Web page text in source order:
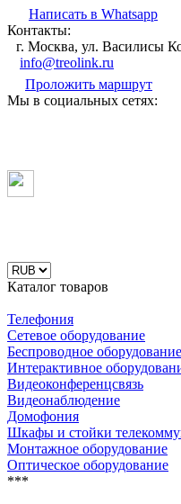
Написать в Whatsapp
Контакты:
г. Москва, ул. Василисы
info@treolink.ru
Проложить маршрут
Мы в социальных сетях:
Каталог товаров
Телефония
Сетевое оборудование
Беспроводное оборудование
Интерактивное
Видеоконференцсвязь
Видеонаблюдение
Домофония
Шкафы и стойки
Монтажное оборудование
Оптическое оборудование
***